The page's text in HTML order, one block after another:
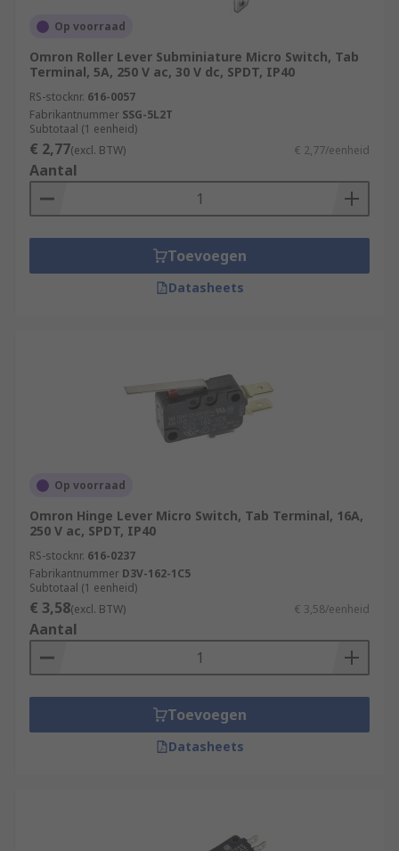
Op voorraad
Omron Roller Lever Subminiature Micro Switch, Tab
Terminal, 5A, 250 V ac, 30 V dc, SPDT, IP40
RS-stocknr. 616-0057
Fabrikantnummer SSG-5L2T
Subtotaal (1 eenheid)
€ 2,77(excl. BTW) € 2,77/eenheid
Aantal
Toevoegen
Datasheets
Op voorraad
Omron Hinge Lever Micro Switch, Tab Terminal, 16A,
250 V ac, SPDT, IP40
RS-stocknr. 616-0237
Fabrikantnummer D3V-162-1C5
Subtotaal (1 eenheid)
€ 3,58(excl. BTW) € 3,58/eenheid
Aantal
Toevoegen
Datasheets